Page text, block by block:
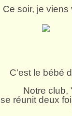
Ce soir, je
C'est le bébé
Notre club,
se réunit deux